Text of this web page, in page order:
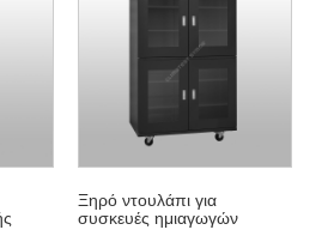
Ξηρό ντουλάπι για
συσκευές ημιαγωγών